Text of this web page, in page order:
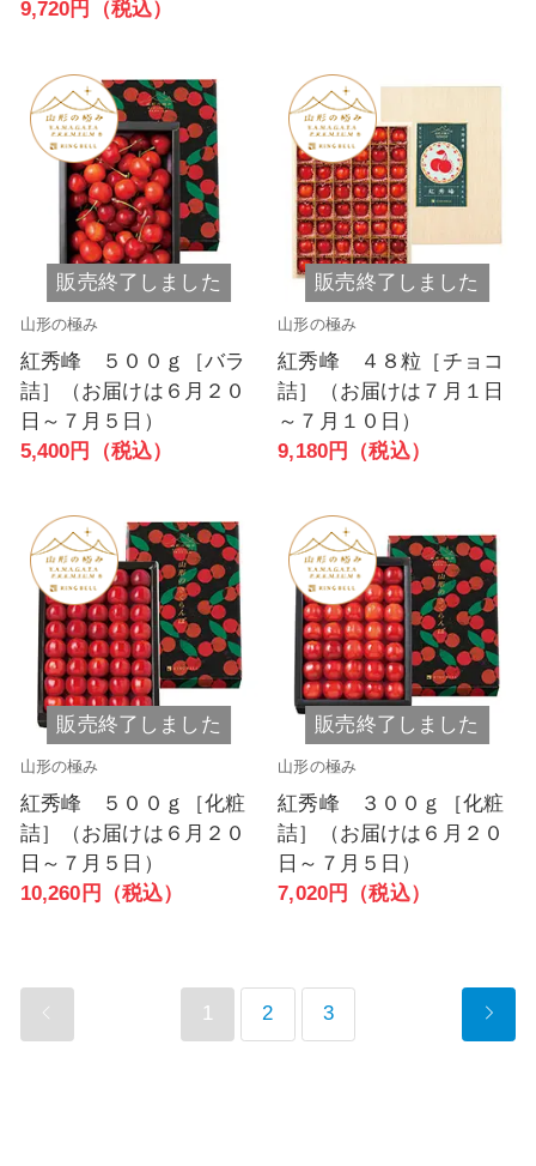
9,720円（税込）
販売終了しました
山形の極み
紅秀峰 ５００ｇ［バラ
詰］（お届けは６月２０
日～７月５日）
5,400円（税込）
販売終了しました
山形の極み
紅秀峰 ４８粒［チョコ
詰］（お届けは７月１日
～７月１０日）
9,180円（税込）
販売終了しました
山形の極み
紅秀峰 ５００ｇ［化粧
詰］（お届けは６月２０
日～７月５日）
10,260円（税込）
販売終了しました
山形の極み
紅秀峰 ３００ｇ［化粧
詰］（お届けは６月２０
日～７月５日）
7,020円（税込）
1 2 3